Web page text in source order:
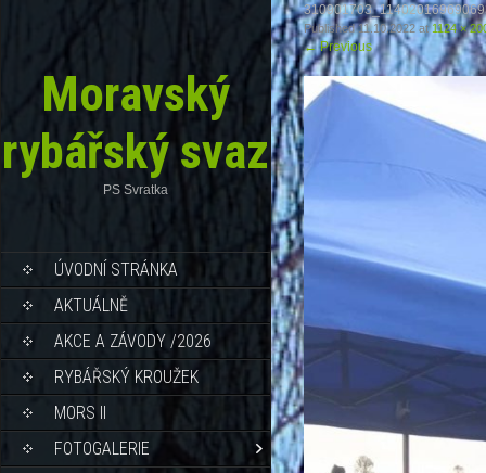
Moravský
rybářský svaz
PS Svratka
ÚVODNÍ STRÁNKA
AKTUÁLNĚ
AKCE A ZÁVODY /2026
RYBÁŘSKÝ KROUŽEK
MORS II
FOTOGALERIE
Published11.10.2022 at1124 ×
←Previous